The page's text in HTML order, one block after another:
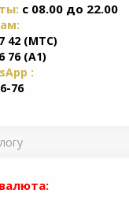
c 08.00 до 22.00
42 (МТС)
76 (А1)
:
76